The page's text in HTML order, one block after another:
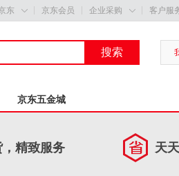
东  京东会员 企业采购  客户服
搜索
京东五金城
精致服务 天